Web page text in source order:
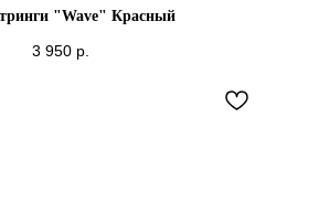
"Wave" Красный
3 950 р.